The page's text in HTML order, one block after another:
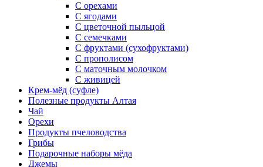
С орехами
С ягодами
С цветочной пыльцой
С семечками
С фруктами (сухофруктами)
С прополисом
С маточным молочком
С живицей
Крем-мёд (суфле)
Полезные продукты Алтая
Чай
Орехи
Продукты пчеловодства
Грибы
Подарочные наборы мёда
Джемы